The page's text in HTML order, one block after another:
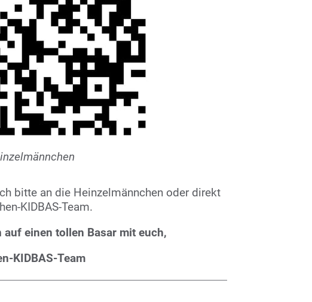
bitte an die Heinzelmännchen oder direkt
KIDBAS-Team.
einen tollen Basar mit euch,
KIDBAS-Team